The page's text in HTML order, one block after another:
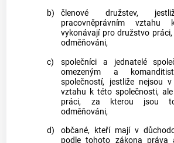
b)
členové družstev,
pracovněprávním
vykonávají pro družstvo
odměňováni,
c)
společníci a jednatelé
omezeným a
společností, jestliže nejsou
vztahu k této společnosti,
práci, za kterou jsou
odměňováni,
d)
občané, kteří mají v
podle tohoto zákona práva